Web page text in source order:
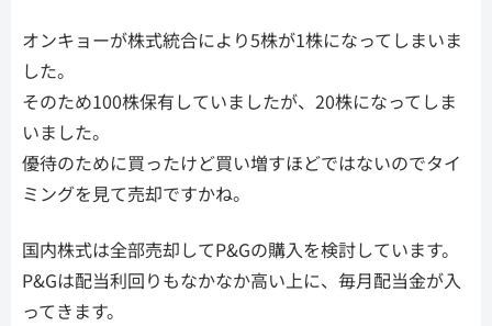
オンキョーが株式統合により5株が1株になってしまいま
した。
そのため100株保有していましたが、20株になってしま
いました。
優待のために買ったけど買い増すほどではないのでタイ
ミングを見て売却ですかね。
国内株式は全部売却してP&Gの購入を検討しています。
P&Gは配当利回りもなかなか高い上に、毎月配当金が入
ってきます。